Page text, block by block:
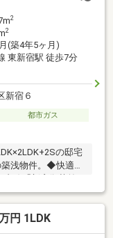
2
2
(築4年5ヶ月)
東新宿駅 徒歩7分
新宿６
都市ガス
の邸宅
浅物件。◆快適な
倒的な利便性を誇
当たり良好。外か
の広さで心地よ
2S多用途に使え
円 1LDK